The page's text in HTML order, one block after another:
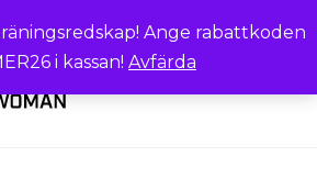
Ange rabattkoden
i kassan! Avfärda